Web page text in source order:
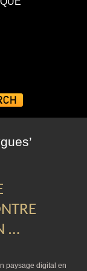
…
paysage digital en